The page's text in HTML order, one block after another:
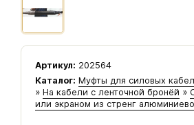
Артикул: 202564
Каталог: Муфты для силовых
» На кабели с ленточной бронёй »
или экраном из стренг